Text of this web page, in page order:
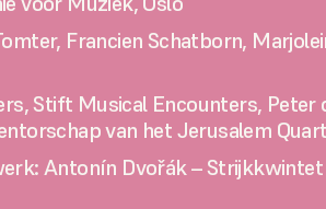
Francien Schatborn,
Stift Musical Encounters, Peter
van het Jerusalem
Antonín Dvořák – Strijkkwintet